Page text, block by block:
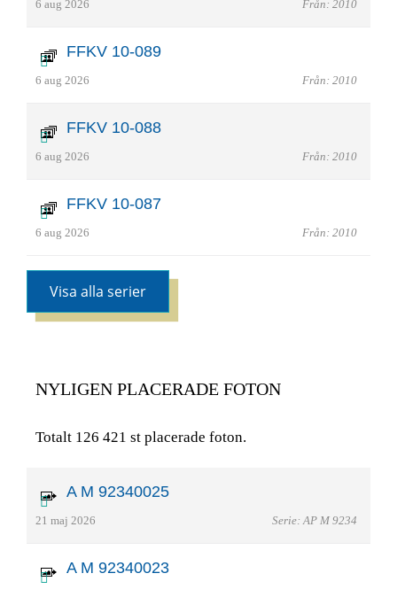
6 aug 2026 Från: 2010
FFKV 10-089
6 aug 2026 Från: 2010
FFKV 10-088
6 aug 2026 Från: 2010
FFKV 10-087
6 aug 2026 Från: 2010
Visa alla serier
NYLIGEN PLACERADE FOTON
Totalt 126 421 st placerade foton.
A M 92340025
21 maj 2026 Serie: AP M 9234
A M 92340023